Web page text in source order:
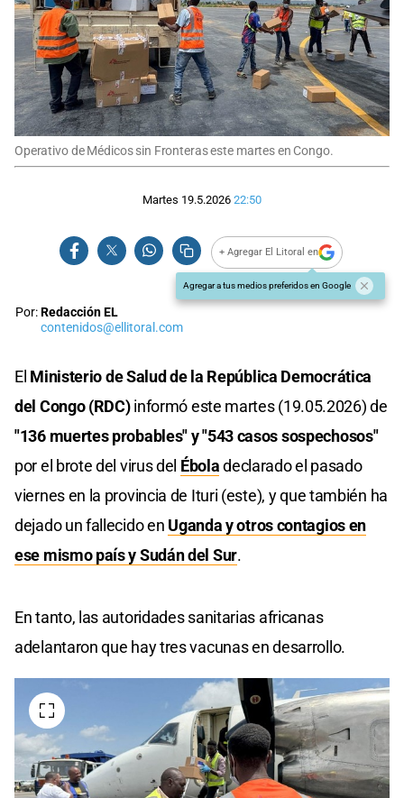
Operativo de Médicos sin Fronteras este martes en Congo.
Martes 19.5.2026 22:50
+ Agregar El Litoral en
Agregar a tus medios preferidos en Google
Por:Redacción EL
contenidos@ellitoral.com
El Ministerio de Salud de la República Democrática
del Congo (RDC)informó este martes (19.05.2026) de
"136 muertes probables" y "543 casos sospechosos"
por el brote del virus del Éboladeclarado el pasado
viernes en la provincia de Ituri (este), y que también ha
dejado un fallecido en Uganda y otros contagios en
ese mismo país y Sudán del Sur.
En tanto, las autoridades sanitarias africanas
adelantaron que hay tres vacunas en desarrollo.